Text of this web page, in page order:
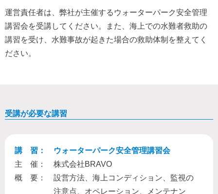
運営責任者は、弊社が主催するウォーターパーク安全管理
講習会を受講してください。また、海上での水難者救助の
講習を受け、水難事故が起きた場合の救助体制を整えてく
ださい。
受講が必要な講習
講 習：
ウォーターパーク安全管理講習会
主 催：
株式会社BRAVO
概 要：
設営方法、海上コンディション、監視の
注意点、オペレーション、メンテナン